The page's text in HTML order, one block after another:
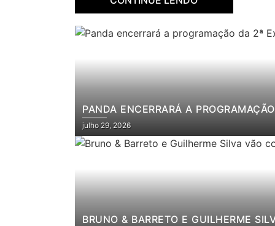
PANDA ENCERRARÁ A
julho 29, 2026
BRUNO & BARRETO E GUILHERME